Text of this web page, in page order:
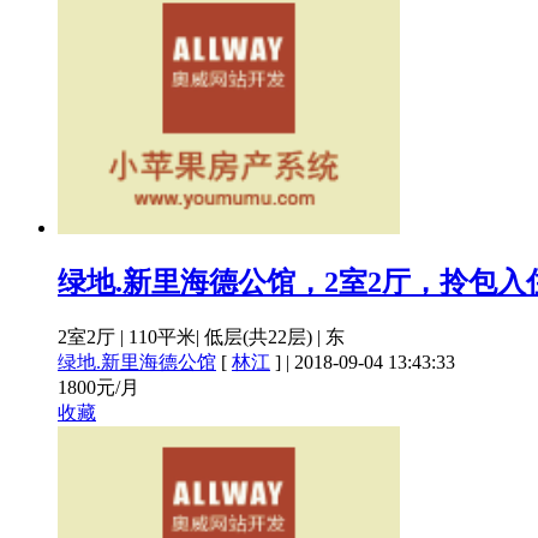
绿地.新里海德公馆，2室2厅，拎包入
2室2厅 | 110平米| 低层(共22层) | 东
绿地.新里海德公馆 [ 林江 ] | 2018-09-04 13:43:33
1800元/月
收藏